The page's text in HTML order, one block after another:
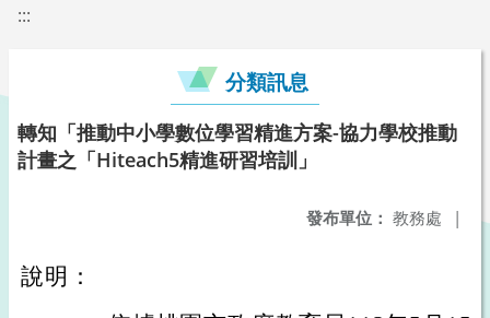
:::
分類訊息
轉知「推動中小學數位學習精進方案-協力學校推動
計畫之「Hiteach5精進研習培訓」
發布單位： 教務處 |
說明：